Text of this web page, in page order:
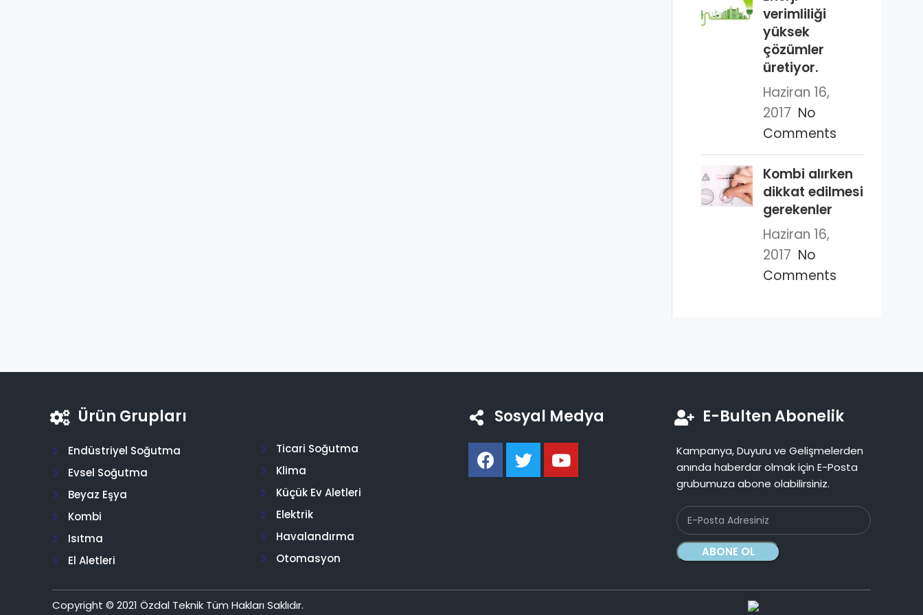
verimliliği
yüksek
çözümler
üretiyor.
Haziran 16,
2017 No
Comments
Kombi alırken
dikkat edilmesi
gerekenler
Haziran 16,
2017 No
Comments
Ürün Grupları
Endüstriyel Soğutma
Evsel Soğutma
Beyaz Eşya
Kombi
Isıtma
El Aletleri
Ticari Soğutma
Klima
Küçük Ev Aletleri
Elektrik
Havalandırma
Otomasyon
Sosyal Medya E-Bulten Abonelik
Kampanya, Duyuru ve Gelişmelerden
anında haberdar olmak için E-Posta
grubumuza abone olabilirsiniz.
Copyright © 2021 Özdal Teknik Tüm Hakları Saklıdır.